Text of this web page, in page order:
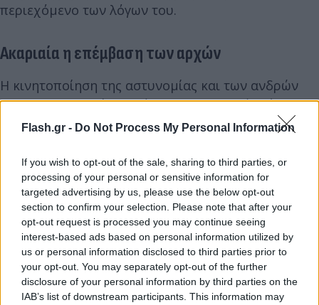
Flash.gr - Do Not Process My Personal Information
If you wish to opt-out of the sale, sharing to third parties, or
processing of your personal or sensitive information for
targeted advertising by us, please use the below opt-out
section to confirm your selection. Please note that after your
opt-out request is processed you may continue seeing
interest-based ads based on personal information utilized by
us or personal information disclosed to third parties prior to
your opt-out. You may separately opt-out of the further
disclosure of your personal information by third parties on the
IAB’s list of downstream participants. This information may
περιεχόμενο των λόγων του.
Ακαριαία η επέμβαση των αρχών
Η κινητοποίηση της αστυνομίας και των ανδρών
της TSA (Υπηρεσία Ασφάλειας Μεταφορών) ήταν
αστραπιαία. Από τη σύγκρουση τραυματίστηκαν
πρώτες βοήθειες επί τόπου από τα σωστικά
συνεργεία. Ο οδηγός του οχήματος τέθηκε αμέσως
υπό κράτηση.